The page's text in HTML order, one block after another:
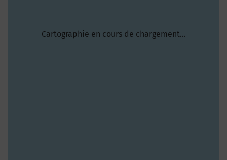
Cartographie en cours de chargement...